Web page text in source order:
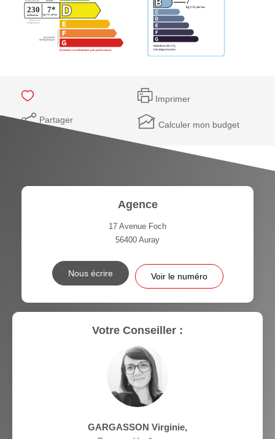
Imprimer
Partager Calculer mon budget
Agence
17 Avenue Foch
56400 Auray
Nous écrire Voir le numéro
Votre Conseiller :
GARGASSON Virginie,